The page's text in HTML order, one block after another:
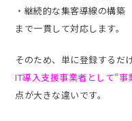
・継続的な集客導線の構築
まで一貫して対応します。
そのため、単に登録するだ
IT導入支援事業者として“
点が大きな違いです。